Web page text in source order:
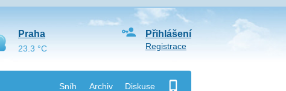
Sníh Archiv Diskuse
Přihlášení
Registrace
Praha
23.3 °C